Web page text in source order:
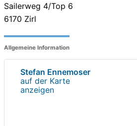
Sailerweg 4/Top 6
6170 Zirl
Allgemeine Information
Stefan Ennemoser
auf der Karte
anzeigen